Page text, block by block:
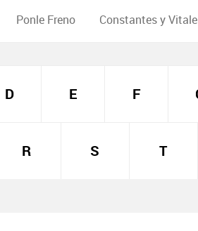
Ponle Freno Constantes y
D E F
R S T